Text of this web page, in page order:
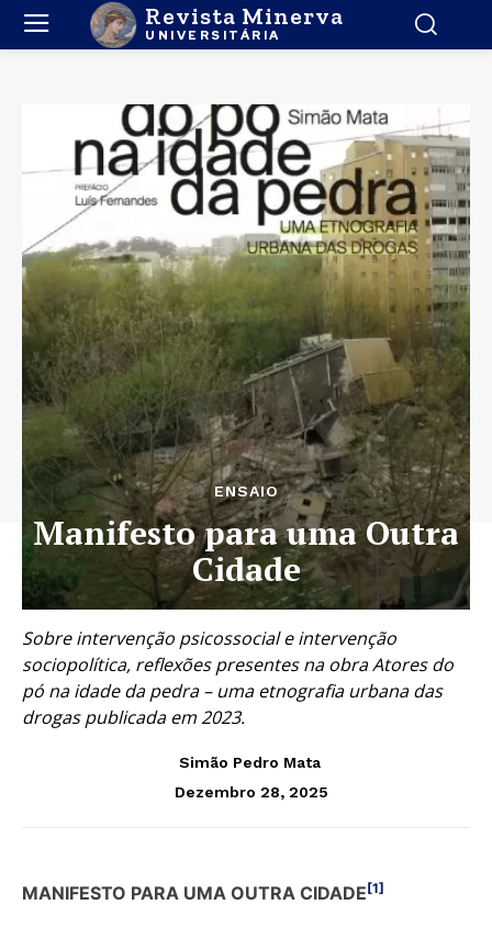
Revista Minerva
UNIVERSITÁRIA
ENSAIO
Manifesto para uma Outra
Cidade
Sobre intervenção psicossocial e intervenção
sociopolítica, reflexões presentes na obra Atores do
pó na idade da pedra – uma etnografia urbana das
drogas publicada em 2023.
Simão Pedro Mata
Dezembro 28, 2025
MANIFESTO PARA UMA OUTRA CIDADE[1]